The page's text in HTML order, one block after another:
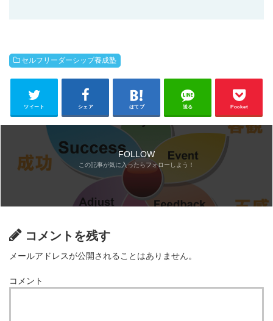
セルフリーダーシップ養成塾
ツイート シェア はてブ 送る Pocket
FOLLOW
コメントを残す
メールアドレスが公開されることはありません。
コメント